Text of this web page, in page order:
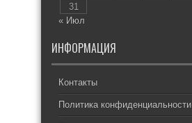
31
« Июл
ИНФОРМАЦИЯ
Контакты
Политика конфиденциальности